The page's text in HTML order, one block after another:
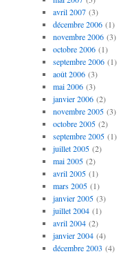
avril 2007(3)
décembre 2006(1)
novembre 2006(3)
octobre 2006(1)
septembre 2006(1)
août 2006(3)
mai 2006(3)
janvier 2006(2)
novembre 2005(3)
octobre 2005(2)
septembre 2005(1)
juillet 2005(2)
mai 2005(2)
avril 2005(1)
mars 2005(1)
janvier 2005(3)
juillet 2004(1)
avril 2004(2)
janvier 2004(4)
décembre 2003 (4)